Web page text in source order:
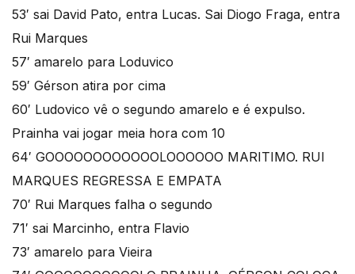
53′ sai David Pato, entra Lucas. Sai Diogo Fraga, entra
Rui Marques
57′ amarelo para Loduvico
59′ Gérson atira por cima
60′ Ludovico vê o segundo amarelo e é expulso.
Prainha vai jogar meia hora com 10
64′ GOOOOOOOOOOOOLOOOOOO MARITIMO. RUI
MARQUES REGRESSA E EMPATA
70′ Rui Marques falha o segundo
71′ sai Marcinho, entra Flavio
73′ amarelo para Vieira